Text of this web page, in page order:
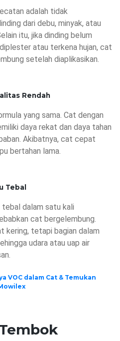
adalah tidak
dari debu, minyak, atau
itu, jika dinding belum
atau terkena hujan, cat
setelah diaplikasikan.
Rendah
yang sama. Cat dengan
daya rekat dan daya tahan
Akibatnya, cat cepat
bertahan lama.
Tebal
dalam satu kali
cat bergelembung.
kering, tetapi bagian dalam
udara atau uap air
VOC dalam Cat & Temukan